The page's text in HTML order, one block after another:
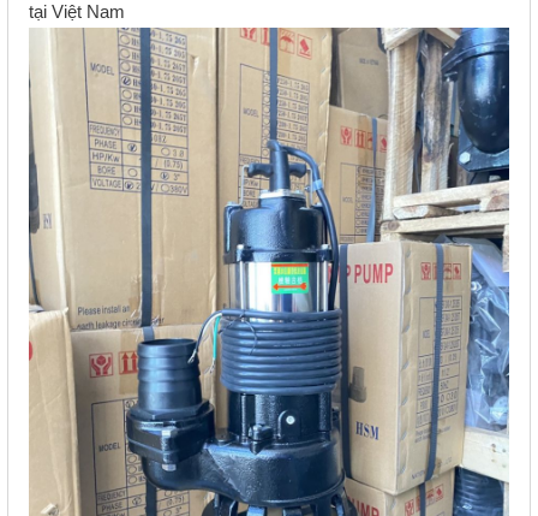
tại Việt Nam